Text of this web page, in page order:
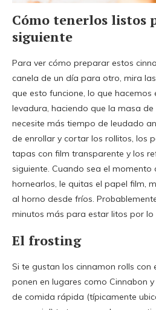
Cómo tenerlos listos
siguiente
Para ver cómo preparar estos
canela de un día para otro, mira
que esto funcione, lo que
levadura, haciendo que la masa
necesite más tiempo de leudado
de enrollar y cortar los rollitos, los
tapas con film transparente y los
siguiente. Cuando sea el
hornearlos, le quitas el papel film,
al horno desde fríos.
minutos más para estar litos por lo
El frosting
Si te gustan los cinnamon rolls con
ponen en lugares como Cinnabon
de comida rápida (típicamente